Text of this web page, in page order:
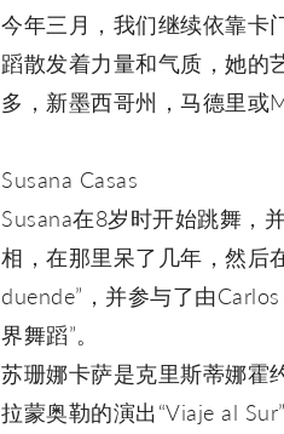
今年三月，我们继续依靠卡
蹈散发着力量和气质，她的
多，新墨西哥州，马德里或
Susana Casas
Susana在8岁时开始跳舞，
相，在那里呆了几年，然后
duende”，并参与了由
界舞蹈”。
苏珊娜卡萨是克里斯蒂娜霍
拉蒙奥勒的演出“Viaje al